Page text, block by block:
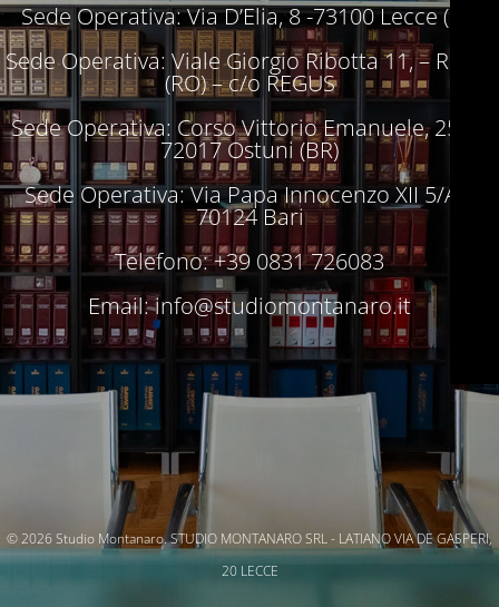
Sede Operativa: Via D’Elia, 8 -73100 Lecce (LE)
Sede Operativa: Viale Giorgio Ribotta 11, – Roma
(RO) – c/o REGUS
Sede Operativa: Corso Vittorio Emanuele, 250 –
72017 Ostuni (BR)
Sede Operativa: Via Papa Innocenzo XII 5/A –
70124 Bari
Telefono: +39 0831 726083
Email:info@studiomontanaro.it
© 2026 Studio Montanaro. STUDIO MONTANARO SRL - LATIANO VIA DE GASPERI,
20 LECCE